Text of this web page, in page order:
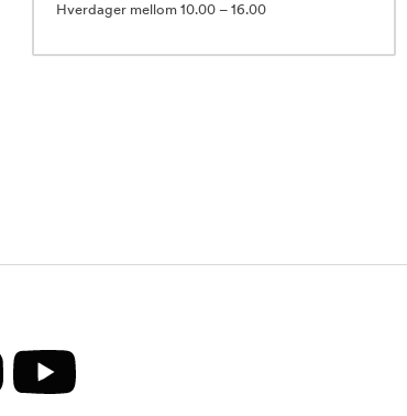
Hverdager mellom 10.00 – 16.00